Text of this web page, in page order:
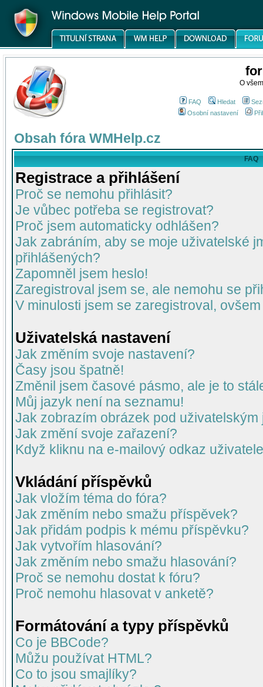
O
FAQ Hledat
Osobní nastavení
Obsah fóra WMHelp.cz
FAQ
Registrace a přihlášení
Proč se nemohu přihlásit?
Je vůbec potřeba se registrovat?
Proč jsem automaticky odhlášen?
Jak zabráním, aby se moje uživatelské
přihlášených?
Zapomněl jsem heslo!
Zaregistroval jsem se, ale nemohu se
V minulosti jsem se zaregistroval,
Uživatelská nastavení
Jak změním svoje nastavení?
Časy jsou špatně!
Změnil jsem časové pásmo, ale je to
Můj jazyk není na seznamu!
Jak zobrazím obrázek pod uživatelským
Jak změní svoje zařazení?
Když kliknu na e-mailový odkaz
Vkládání příspěvků
Jak vložím téma do fóra?
Jak změním nebo smažu příspěvek?
Jak přidám podpis k mému příspěvku?
Jak vytvořím hlasování?
Jak změním nebo smažu hlasování?
Proč se nemohu dostat k fóru?
Proč nemohu hlasovat v anketě?
Formátování a typy příspěvků
Co je BBCode?
Můžu používat HTML?
Co to jsou smajlíky?